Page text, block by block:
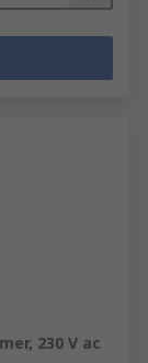
230 V ac